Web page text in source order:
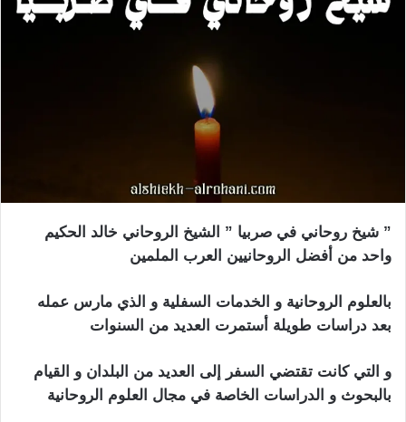
” شيخ روحاني في صربيا ” الشيخ الروحاني خالد الحكيم
واحد من أفضل الروحانيين العرب الملمين
بالعلوم الروحانية و الخدمات السفلية و الذي مارس عمله
بعد دراسات طويلة أستمرت العديد من السنوات
و التي كانت تقتضي السفر إلى العديد من البلدان و القيام
بالبحوث و الدراسات الخاصة في مجال العلوم الروحانية